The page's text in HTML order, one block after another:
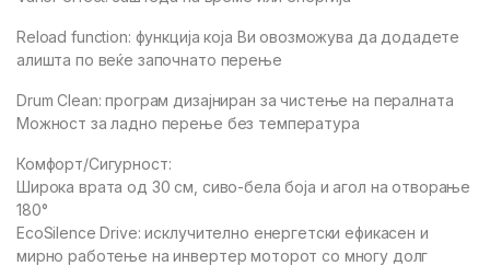
Reload function: функција која Ви овозможува да додадете
алишта по веќе започнато перење
Drum Clean: програм дизајниран за чистење на пералната
Можност за ладно перење без температура
Комфорт/Сигурност:
Широка врата од 30 см, сиво-бела боја и агол на отворање
180°
EcoSilence Drive: исклучително енергетски ефикасен и
мирно работење на инвертер моторот со многу долг